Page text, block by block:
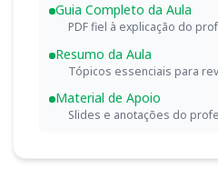
Guia Completo da Aula
PDF fiel à explicação do
Resumo da Aula
Tópicos essenciais para
Material de Apoio
Slides e anotações do